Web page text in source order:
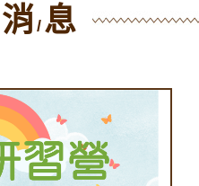
消 / 息